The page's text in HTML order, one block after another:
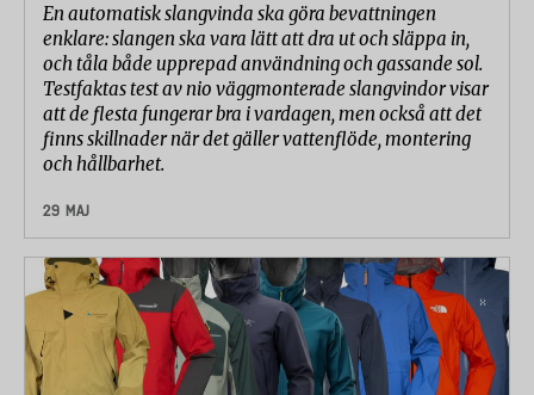
En automatisk slangvinda ska göra bevattningen
enklare: slangen ska vara lätt att dra ut och släppa in,
och tåla både upprepad användning och gassande sol.
Testfaktas test av nio väggmonterade slangvindor visar
att de flesta fungerar bra i vardagen, men också att det
finns skillnader när det gäller vattenflöde, montering
och hållbarhet.
29 MAJ